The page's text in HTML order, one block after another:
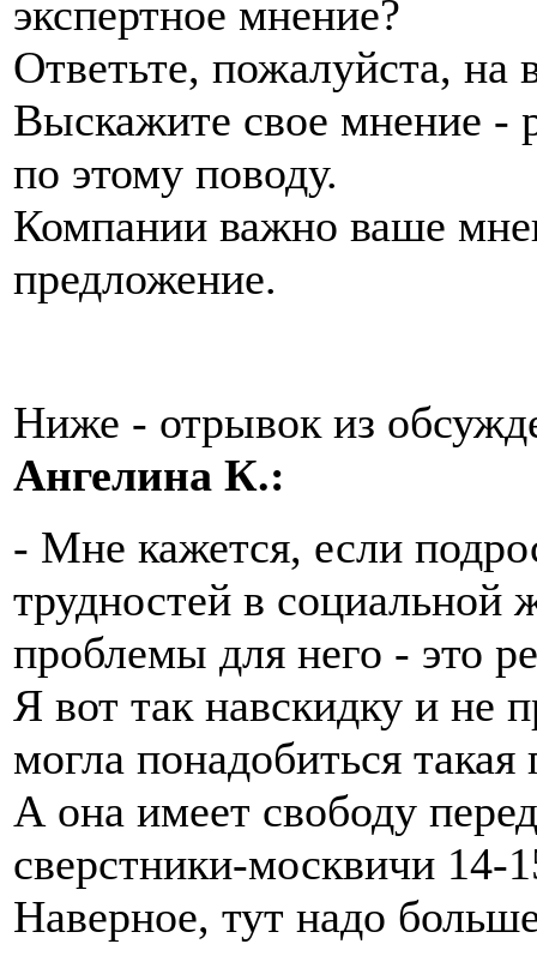
экспертное мнение?
Ответьте, пожалуйста, на
Выскажите свое мнение -
по этому поводу.
Компании важно ваше
предложение.
Ниже - отрывок из
Ангелина К.:
- Мне кажется, если
трудностей в социальной
проблемы для него - это
Я вот так навскидку и не
могла понадобиться
А она имеет свободу
сверстники-москвичи 14-
Наверное, тут надо